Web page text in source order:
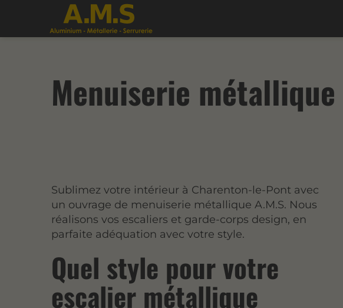
Menuiserie
Sublimez votre intérieur à Charenton-le-Pont avec
un ouvrage de menuiserie métallique A.M.S. Nous
réalisons vos escaliers et garde-corps design, en
parfaite adéquation avec votre style.
Quel style pour votre
escalier métallique